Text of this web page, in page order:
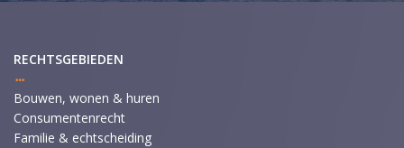
RECHTSGEBIEDEN
Bouwen, wonen & huren
Consumentenrecht
Familie & echtscheiding